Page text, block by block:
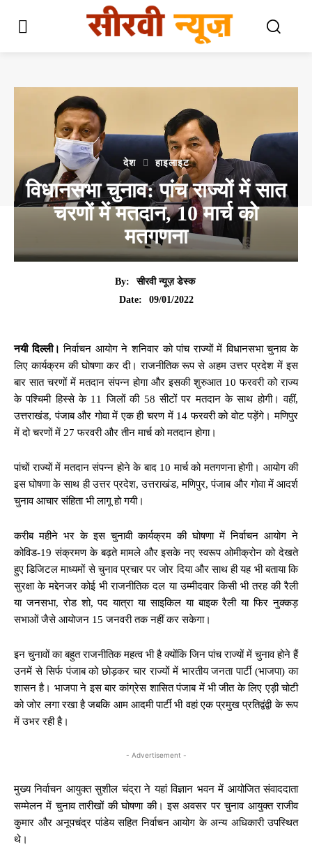
देश हाइलाइट
विधानसभा चुनाव: पांच राज्यों में सात
चरणों में मतदान, 10 मार्च को
मतगणना
By:
सीरवी न्यूज़ डेस्क
Date:
09/01/2022
नयी दिल्ली। निर्वाचन आयोग ने शनिवार को पांच राज्यों में विधानसभा चुनाव के
लिए कार्यक्रम की घोषणा कर दी। राजनीतिक रूप से अहम उत्तर प्रदेश में इस
बार सात चरणों में मतदान संपन्न होगा और इसकी शुरुआत 10 फरवरी को राज्य
के पश्चिमी हिस्से के 11 जिलों की 58 सीटों पर मतदान के साथ होगी। वहीं,
उत्तराखंड, पंजाब और गोवा में एक ही चरण में 14 फरवरी को वोट पड़ेंगे। मणिपुर
में दो चरणों में 27 फरवरी और तीन मार्च को मतदान होगा।
पांचों राज्यों में मतदान संपन्न होने के बाद 10 मार्च को मतगणना होगी। आयोग की
इस घोषणा के साथ ही उत्तर प्रदेश, उत्तराखंड, मणिपुर, पंजाब और गोवा में आदर्श
चुनाव आचार संहिता भी लागू हो गयी।
करीब महीने भर के इस चुनावी कार्यक्रम की घोषणा में निर्वाचन आयोग ने
कोविड-19 संक्रमण के बढ़ते मामले और इसके नए स्वरूप ओमीक्रोन को देखते
हुए डिजिटल माध्यमों से चुनाव प्रचार पर जोर दिया और साथ ही यह भी बताया कि
सुरक्षा के मद्देनजर कोई भी राजनीतिक दल या उम्मीदवार किसी भी तरह की रैली
या जनसभा, रोड शो, पद यात्रा या साइकिल या बाइक रैली या फिर नुक्कड़
सभाओं जैसे आयोजन 15 जनवरी तक नहीं कर सकेगा।
इन चुनावों का बहुत राजनीतिक महत्व भी है क्योंकि जिन पांच राज्यों में चुनाव होने हैं
उनमें से सिर्फ पंजाब को छोड़कर चार राज्यों में भारतीय जनता पार्टी (भाजपा) का
शासन है। भाजपा ने इस बार कांग्रेस शासित पंजाब में भी जीत के लिए एड़ी चोटी
को जोर लगा रखा है जबकि आम आदमी पार्टी भी वहां एक प्रमुख प्रतिद्वंद्वी के रूप
में उभर रही है।
- Advertisement -
मुख्य निर्वाचन आयुक्त सुशील चंद्रा ने यहां विज्ञान भवन में आयोजित संवाददाता
सम्मेलन में चुनाव तारीखों की घोषणा की। इस अवसर पर चुनाव आयुक्त राजीव
कुमार और अनूपचंद्र पांडेय सहित निर्वाचन आयोग के अन्य अधिकारी उपस्थित
थे।